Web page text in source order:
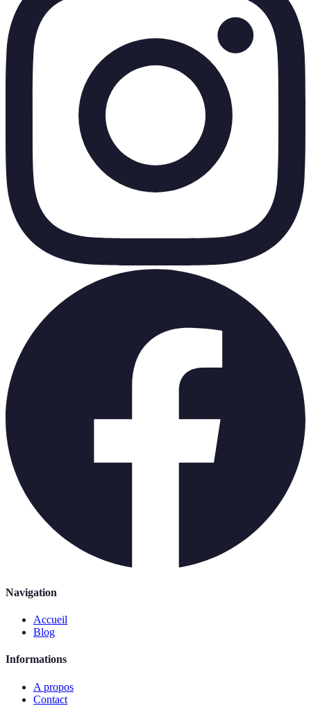
Navigation
Accueil
Blog
Informations
A propos
Contact